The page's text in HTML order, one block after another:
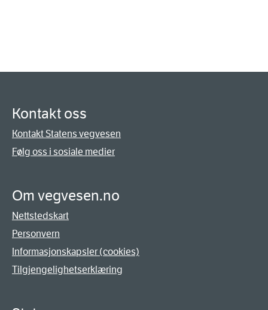
Kontakt oss
Kontakt Statens vegvesen
Følg oss i sosiale medier
Om vegvesen.no
Nettstedskart
Personvern
Informasjonskapsler (cookies)
Tilgjengelighetserklæring